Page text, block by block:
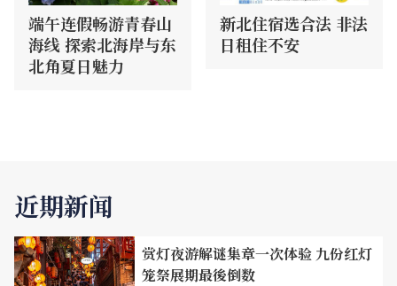
端午连假畅游青春山
海线 探索北海岸与东
北角夏日魅力
新北住宿选合法 非法
日租住不安
近期新闻
赏灯夜游解谜集章一次体验 九份红灯
笼祭展期最後倒数